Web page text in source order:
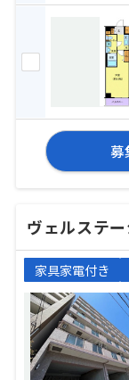
募
ヴェルステ
家具家電付き